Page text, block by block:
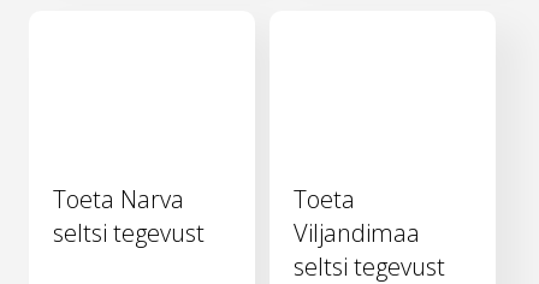
Toeta Narva
seltsi tegevust
Toeta
Viljandimaa
seltsi tegevust